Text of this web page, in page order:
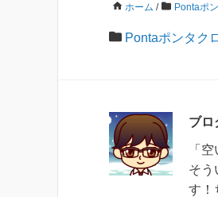
ホーム / Pontaポ
Pontaポンタク
ブロ
「
そう
す！